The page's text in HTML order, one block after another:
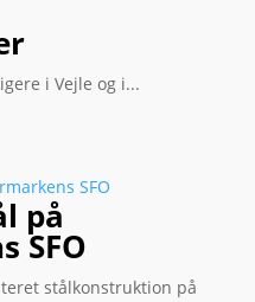
i Vejle og i...
på
SFO
stålkonstruktion på